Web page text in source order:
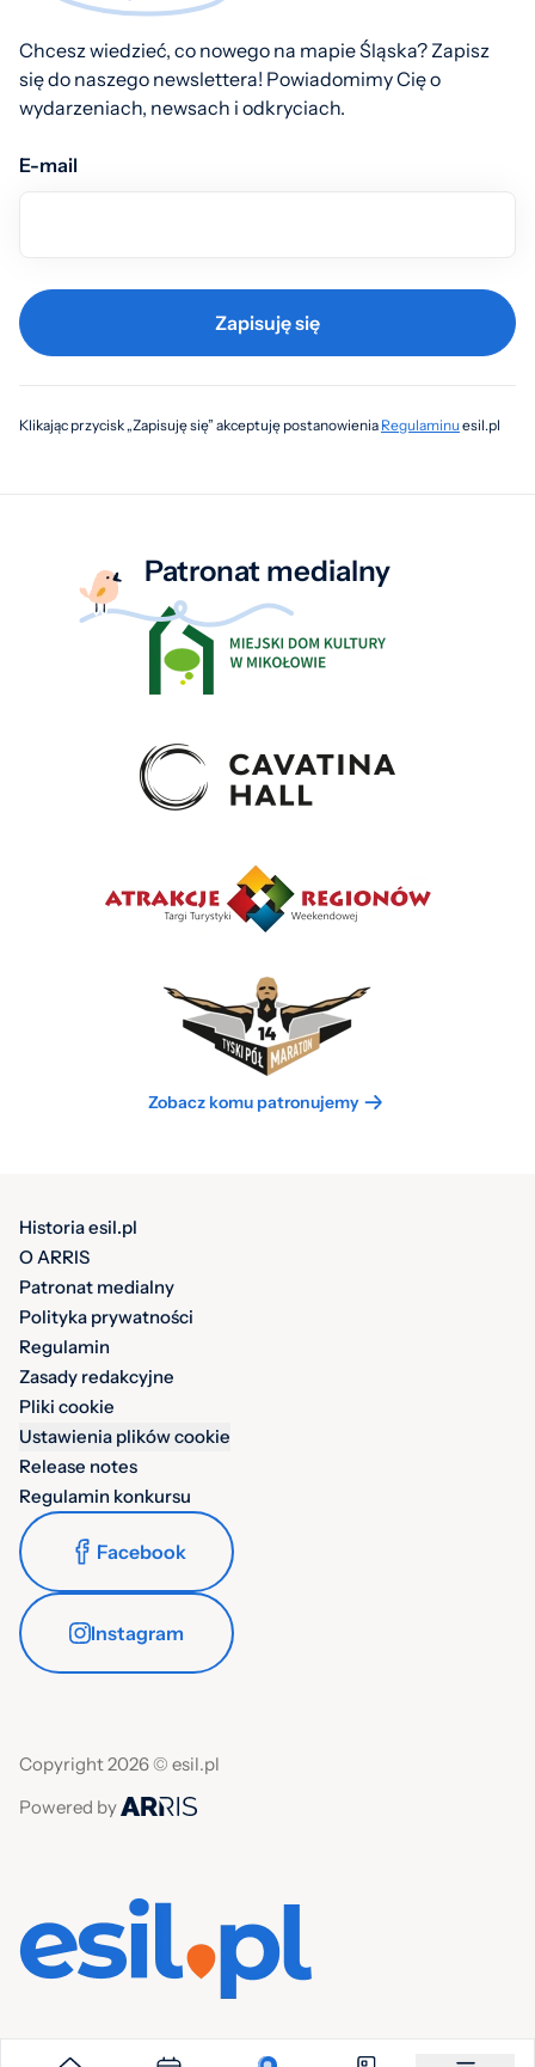
Chcesz wiedzieć, co nowego na mapie Śląska? Zapisz
się do naszego newslettera! Powiadomimy Cię o
wydarzeniach, newsach i odkryciach.
E-mail
Zapisuję się
Klikając przycisk „Zapisuję się” akceptuję postanowienia Regulaminuesil.pl
Patronat medialny
Zobacz komu patronujemy
Historia esil.pl
O ARRIS
Patronat medialny
Polityka prywatności
Regulamin
Zasady redakcyjne
Pliki cookie
Ustawienia plików cookie
Release notes
Regulamin konkursu
Facebook
Instagram
Copyright 2026 © esil.pl
Powered by